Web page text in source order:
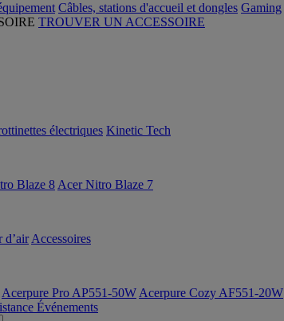
Câbles, stations d'accueil et dongles Gaming
TROUVER UN ACCESSOIRE
électriques Kinetic Tech
Blaze 8 Acer Nitro Blaze 7
d’air Accessoires
Acerpure Pro AP551-50W Acerpure Cozy AF551-20W
Événements